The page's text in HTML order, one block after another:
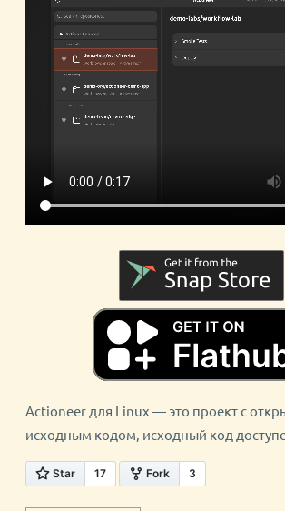
Actioneer для Linux — это проект с
исходным кодом, исходный код